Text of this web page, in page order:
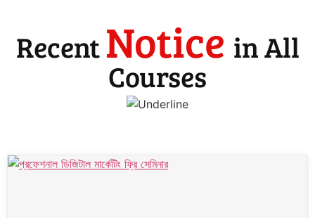
RecentNotice in All
Courses